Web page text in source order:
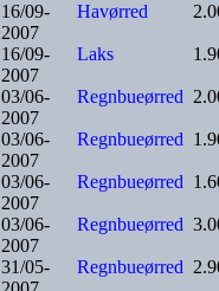
16/09-
2007
Havørred
16/09-
2007
Laks
03/06-
2007
Regnbueørred
03/06-
2007
Regnbueørred
03/06-
2007
Regnbueørred
03/06-
2007
Regnbueørred
31/05-
Regnbueørred